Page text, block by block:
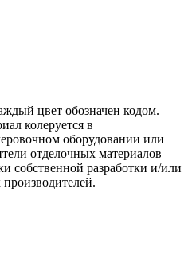
цвет обозначен кодом.
колеруется в
оборудовании или
отделочных материалов
собственной разработки и/или